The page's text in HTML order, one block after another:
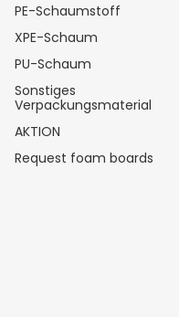
PE-Schaumstoff
XPE-Schaum
PU-Schaum
Sonstiges
Verpackungsmaterial
AKTION
Request foam boards